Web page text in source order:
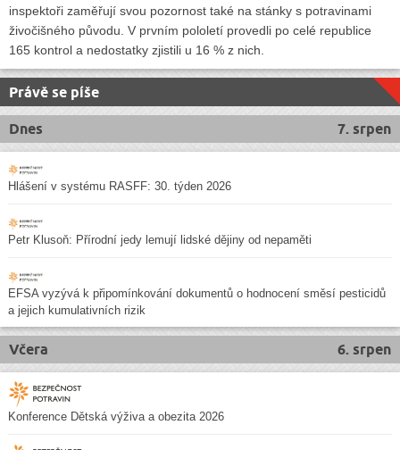
inspektoři zaměřují svou pozornost také na stánky s potravinami
živočišného původu. V prvním pololetí provedli po celé republice
165 kontrol a nedostatky zjistili u 16 % z nich.
Právě se píše
7. srpen
Dnes
Hlášení v systému RASFF: 30. týden 2026
Petr Klusoň: Přírodní jedy lemují lidské dějiny od nepaměti
EFSA vyzývá k připomínkování dokumentů o hodnocení směsí pesticidů
a jejich kumulativních rizik
6. srpen
Včera
Konference Dětská výživa a obezita 2026